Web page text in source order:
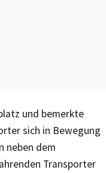
und bemerkte
sich in Bewegung
neben dem
Transporter